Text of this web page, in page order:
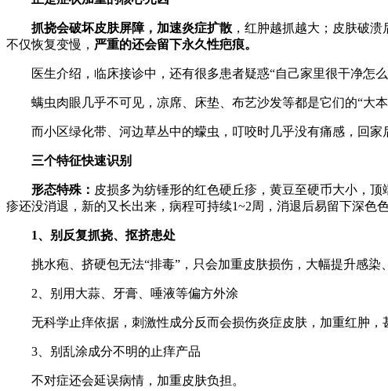
抓挠会破坏皮肤屏障，加速炎症扩散 ，红肿越抓越大；皮肤破
不仅恢复变慢， 严重的还会留下永久性疤痕。
医生介绍，临床接诊中，还有很多患者疑惑“自己家里很干净怎
螨虫肉眼几乎不可见，凉席、床垫、布艺沙发等都是它们的“大本
而小区绿化带、河边草丛中的蠓虫，叮咬时几乎没有痛感，回家
三个特征快速识别
形态特殊： 皮损多为纺锤形的红色硬丘疹，黄豆至硬币大小，顶
疹还没消退，新的又长出来，病程可持续1~2周，消退后易留下深色色
1、别反复抓挠、抠挤患处
挑水疱、挤硬包无法“排毒”，只会加重皮肤损伤，大幅提升感染
2、别用大蒜、牙膏、唾液等偏方外涂
无科学止痒依据，刺激性成分反而会损伤炎症皮肤，加重红肿，
3、别乱涂成分不明的止痒产品
不对症还会延误病情，加重皮肤负担。